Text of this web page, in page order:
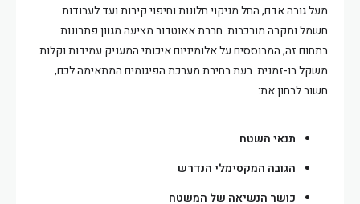
מעל גובה אדם, החל מניקוי חלונות וחיפוי קירות ועד לעבודות
חשמל ותקרה מורכבות. חברת אאוטדור מציעה מגוון פתרונות
בתחום זה, המבוססים על אלומיניום איכותי המעניק עמידות וקלות
משקל בו-זמנית. בעת בחירת מערכת הפיגומים המתאימה לכם,
חשוב לבחון את:
תנאי השטח
הגובה המקסימלי הנדרש
כושר הנשיאה של המשטח